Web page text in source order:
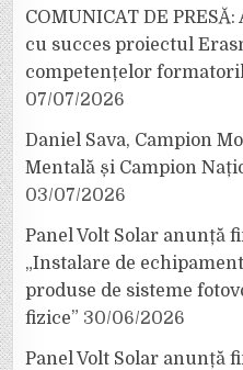
COMUNICAT DE
cu succes proiectul
competențelor
07/07/2026
Daniel Sava, Campion
Mentală și Campion
03/07/2026
Panel Volt Solar anunță
„Instalare de
produse de sisteme
fizice” 30/06/2026
Panel Volt Solar anunță